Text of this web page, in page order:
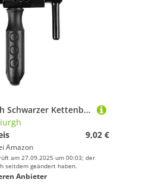
Ujjdwiurgh Schwarzer Kettenbrecher, Stahlkettenbrecher, Bergfahrzeug-Kettenzerlegung, Kettenger?t, Reparaturwerkzeug, Reitzubeh?r
9,02 €
Amazon
am 27.09.2025 um 00:03; der
seitdem geändert haben.
Anbieter